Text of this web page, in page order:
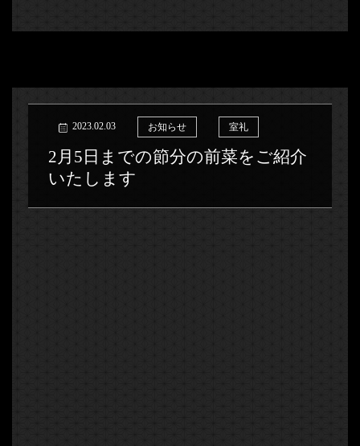
2023.02.03 お知らせ 室礼
2月5日までの節分の前菜をご紹介
いたします